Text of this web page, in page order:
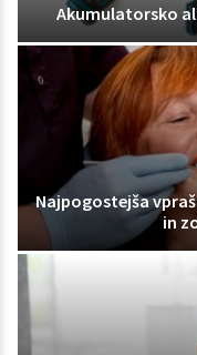
Akumulatorsko
Najpogostejša
in